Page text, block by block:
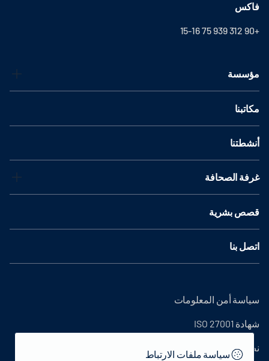
فاكس
+90 312 939 75 15-16
مؤسسة
مكاتبنا
أنشطتنا
غرفة الصحافة
قصص بشرية
اتصل بنا
سياسة أمن المعلومات
شهادة ISO 27001
نص التوضيح
سياسة ملفات الارتباط